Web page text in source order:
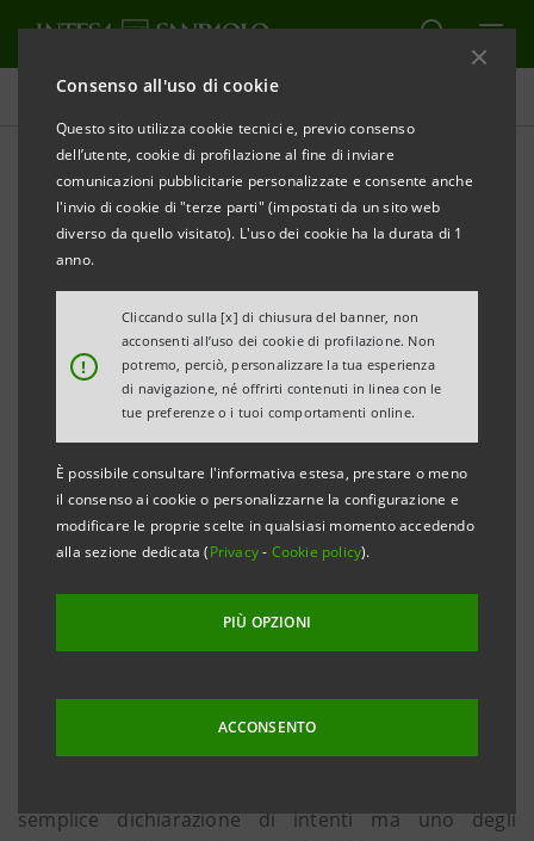
Consenso all'uso di cookie
Questo sito utilizza cookie tecnici e, previo consenso
dell’utente, cookie di profilazione al fine di inviare
comunicazioni pubblicitarie personalizzate e consente anche
l'invio di cookie di "terze parti" (impostati da un sito web
diverso da quello visitato). L'uso dei cookie ha la durata di 1
anno.
!
Cliccando sulla [x] di chiusura del banner, non
acconsenti all’uso dei cookie di profilazione. Non
potremo, perciò, personalizzare la tua esperienza
di navigazione, né offrirti contenuti in linea con le
tue preferenze o i tuoi comportamenti online.
È possibile consultare l'informativa estesa, prestare o meno
il consenso ai cookie o personalizzarne la configurazione e
modificare le proprie scelte in qualsiasi momento accedendo
alla sezione dedicata (Privacy- Cookie policy).
PIÙ OPZIONI
ACCONSENTO
Comunicati stampa
STAMPA AGGIORNA
COMUNICATO STAMPA
INTESA SANPAOLO: NEL 2018 DISTRIBUITI AI
LETTO, 36 MILA FARMACI E 36 MILA INDUMENTI
GRAZIE AL SOSTEGNO DEL GRUPPO A ENTI E
ASSOCIAZIONI CARITATIVE
Carlo Messina: “I risultati e la solidità della Banca
sono alla base del nostro grande impegno solidale,
un patto Banca–società civile per il contrasto alla
povertà che quest’anno ha generato importanti
semplice dichiarazione di intenti ma uno degli